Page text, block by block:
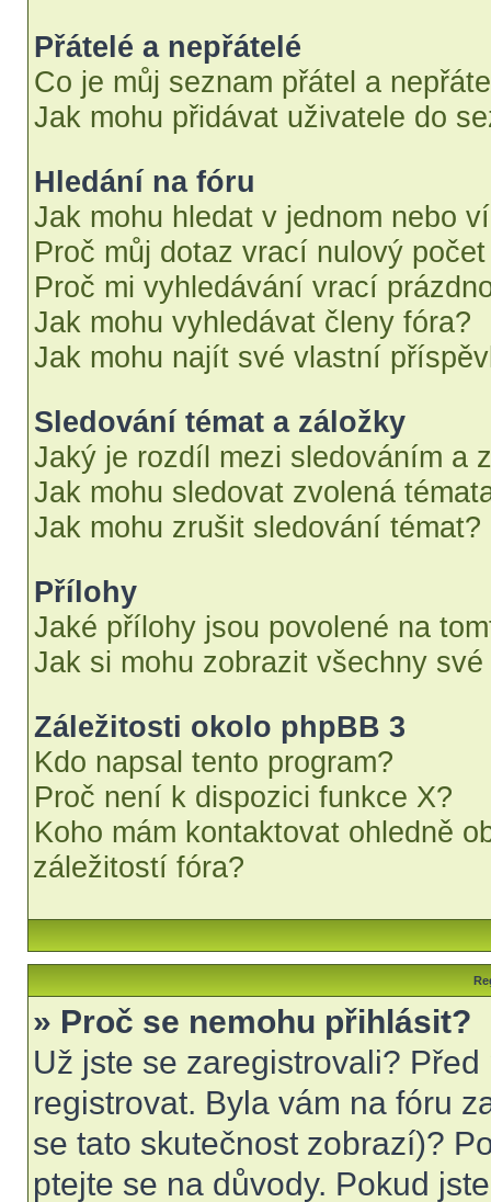
Přátelé a nepřátelé
Co je můj seznam přátel a
Jak mohu přidávat uživatele do
Hledání na fóru
Jak mohu hledat v jednom nebo
Proč můj dotaz vrací nulový
Proč mi vyhledávání vrací
Jak mohu vyhledávat členy fóra?
Jak mohu najít své vlastní
Sledování témat a záložky
Jaký je rozdíl mezi sledováním a
Jak mohu sledovat zvolená
Jak mohu zrušit sledování témat?
Přílohy
Jaké přílohy jsou povolené na
Jak si mohu zobrazit všechny
Záležitosti okolo phpBB 3
Kdo napsal tento program?
Proč není k dispozici funkce X?
Koho mám kontaktovat ohledně
záležitostí fóra?
» Proč se nemohu přihlásit?
Už jste se zaregistrovali?
registrovat. Byla vám na fóru
se tato skutečnost zobrazí)?
ptejte se na důvody. Pokud